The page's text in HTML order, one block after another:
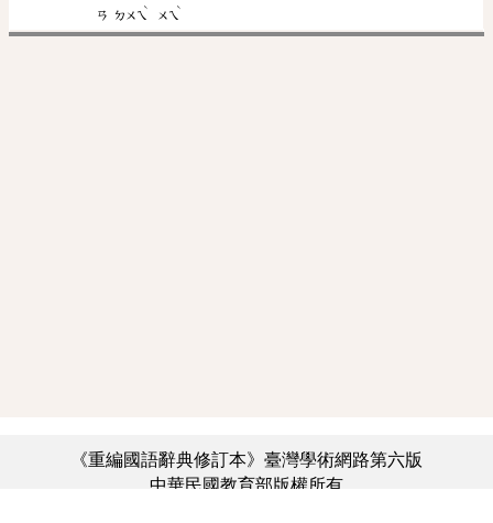
ㄢ ㄉㄨㄟ
ˋ
ㄨㄟ
ˋ
《重編國語辭典修訂本》臺灣學術網路第六版
中華民國教育部版權所有